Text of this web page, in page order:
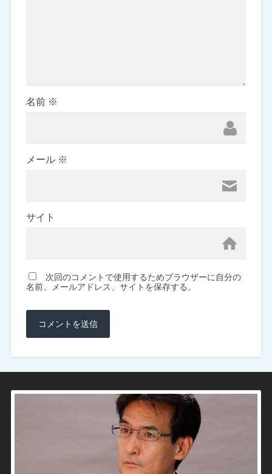
名前 ※
メール ※
サイト
次回のコメントで使用するためブラウザーに自分の
名前、メールアドレス、サイトを保存する。